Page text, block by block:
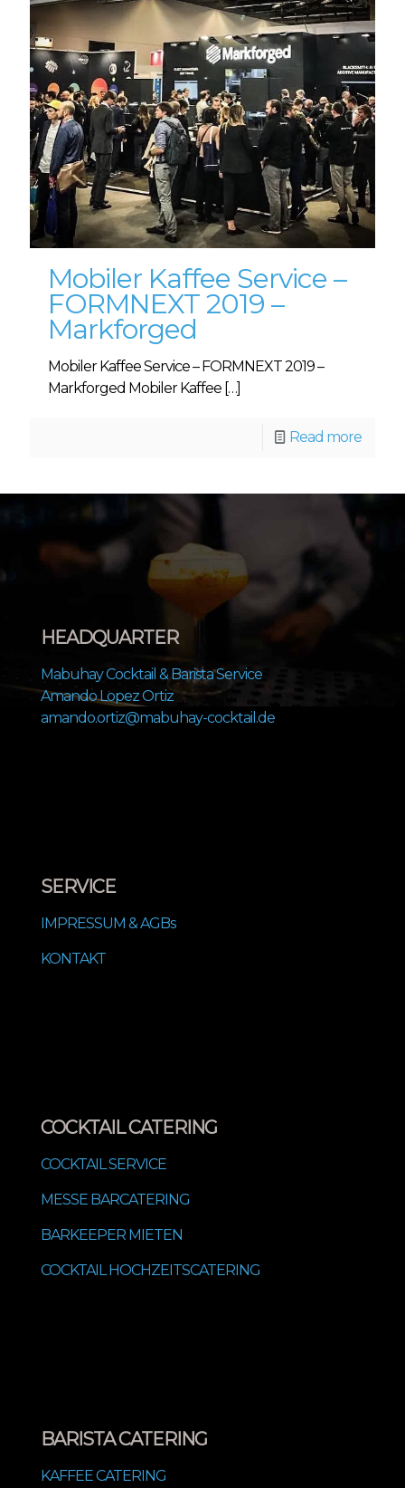
Mobiler Kaffee Service –
FORMNEXT 2019 –
Markforged
Mobiler Kaffee Service – FORMNEXT 2019 –
Markforged Mobiler Kaffee […]
Read more
HEADQUARTER
Mabuhay Cocktail & Barista Service
Amando Lopez Ortiz
amando.ortiz@mabuhay-cocktail.de
SERVICE
IMPRESSUM & AGBs
KONTAKT
COCKTAIL CATERING
COCKTAIL SERVICE
MESSE BARCATERING
BARKEEPER MIETEN
COCKTAIL HOCHZEITSCATERING
BARISTA CATERING
KAFFEE CATERING